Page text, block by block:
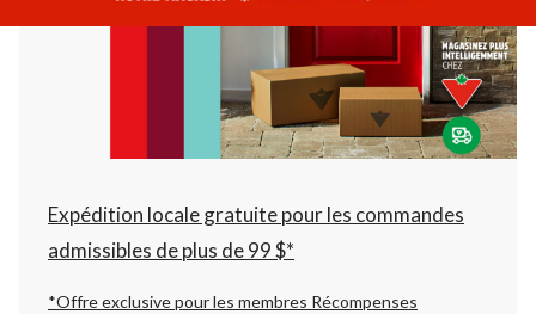
Fermeture
à
22:00
cliquer
pour
changer
Expédition locale gratuite pour les commandes
admissibles de plus de 99 $*
*Offre exclusive pour les membres Récompenses